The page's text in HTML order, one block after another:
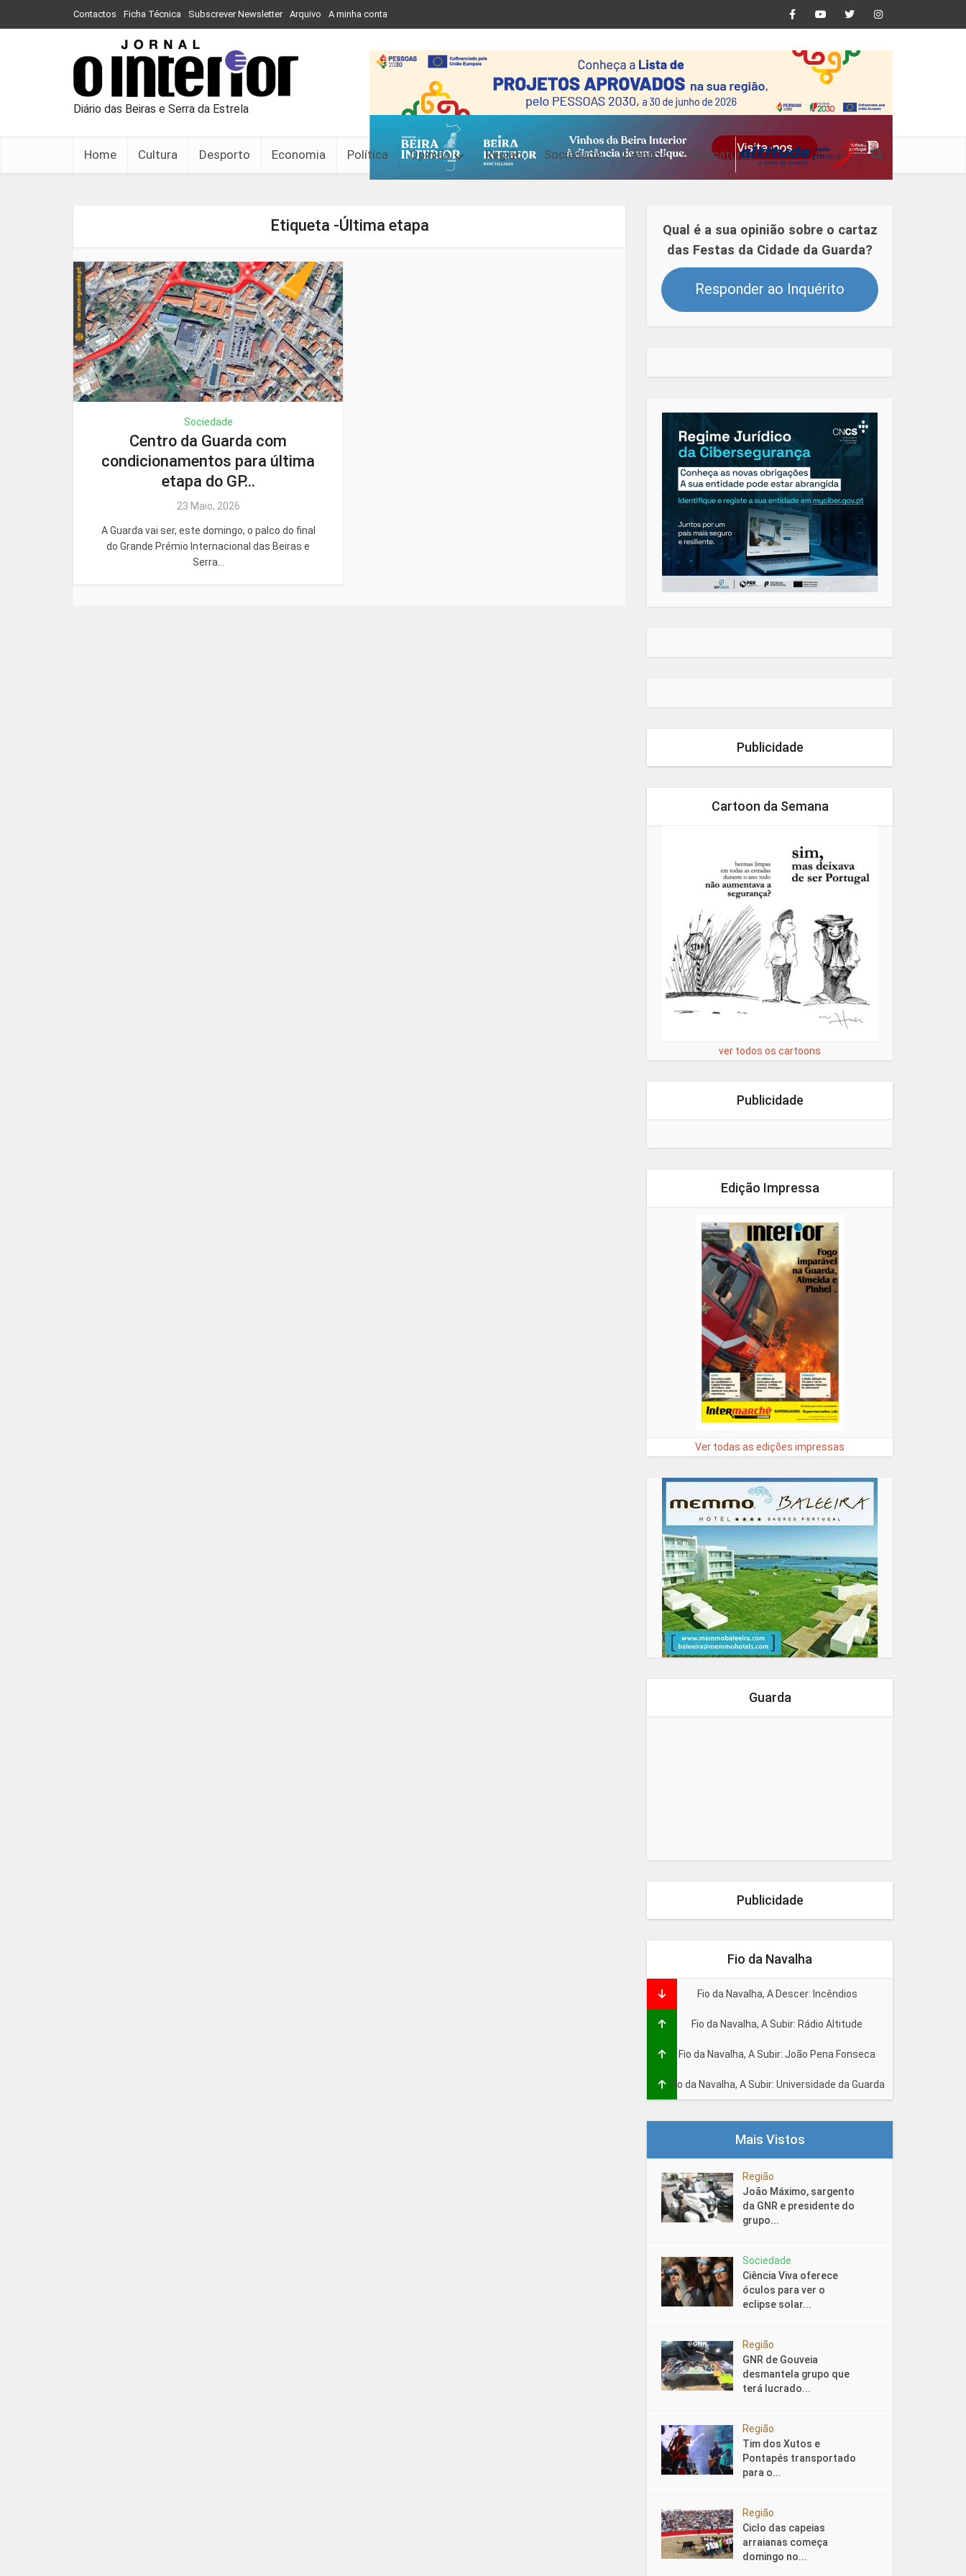
Contactos Ficha Técnica Subscrever Newsletter Arquivo A minha conta
Diário das Beiras e Serra da Estrela
Home Cultura Desporto Economia Política Opinião Região Sociedade Eventos Assinaturas
Etiqueta -Última etapa
Sociedade
Centro da Guarda com
condicionamentos para última
etapa do GP...
23 Maio, 2026
A Guarda vai ser, este domingo, o palco do final
do Grande Prémio Internacional das Beiras e
Serra...
Qual é a sua opinião sobre o cartaz
das Festas da Cidade da Guarda?
Responder ao Inquérito
Publicidade
Cartoon da Semana
ver todos os cartoons
Publicidade
Edição Impressa
Ver todas as edições impressas
Guarda
Publicidade
Fio da Navalha
Fio da Navalha, A Descer: Incêndios
Fio da Navalha, A Subir: Rádio Altitude
Fio da Navalha, A Subir: João Pena Fonseca
Fio da Navalha, A Subir: Universidade da Guarda
Mais Vistos
Região
João Máximo, sargento
da GNR e presidente do
grupo...
Sociedade
Ciência Viva oferece
óculos para ver o
eclipse solar...
Região
GNR de Gouveia
desmantela grupo que
terá lucrado...
Região
Tim dos Xutos e
Pontapés transportado
para o...
Região
Ciclo das capeias
arraianas começa
domingo no...